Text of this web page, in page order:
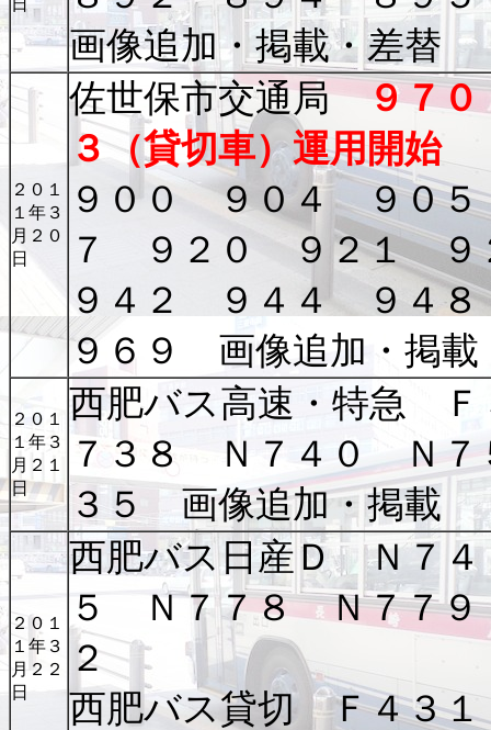
日
画像追加・掲載・差替
２０１
１年３
月２０
日
佐世保市交通局９７
３（貸切車）運用開始
９００ ９０４ ９０
７ ９２０ ９２１
９４２ ９４４ ９４
９６９ 画像追加・掲載
２０１
１年３
月２１
日
西肥バス高速・特急
７３８ Ｎ７４０ Ｎ
３５ 画像追加・掲載
２０１
１年３
月２２
日
西肥バス日産Ｄ Ｎ７
５ Ｎ７７８ Ｎ７７
２
西肥バス貸切 Ｆ４３